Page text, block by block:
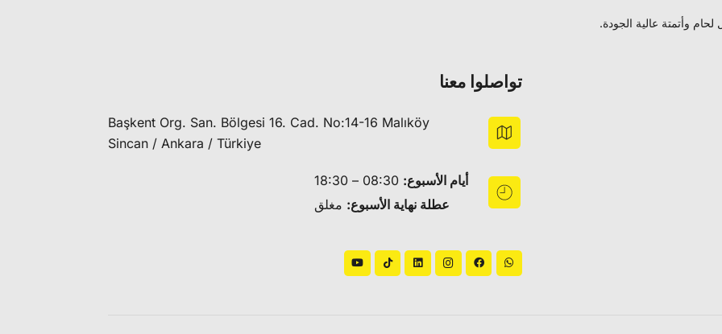
وأتمتة عالية الجودة.
تواصلوا معنا
Başkent Org. San. Bölgesi 16. Cad. No:14-16 Malıköy
Sincan / Ankara / Türkiye
أيام الأسبوع:
عطلة نهاية الأسبوع: مغلق